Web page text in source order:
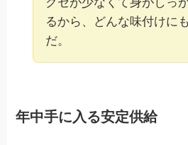
るから、どんな味付けに
だ。
年中手に入る安定供給